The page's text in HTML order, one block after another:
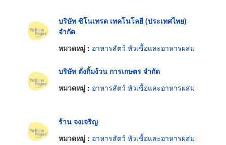
บริษัท ซิโนเทรด เทคโนโลยี (ประเทศไทย)
จำกัด
หมวดหมู่ : อาหารสัตว์ หัวเชื้อและอาหารผสม
บริษัท ตั่งกิ้มง้วน การเกษตร จำกัด
หมวดหมู่ : อาหารสัตว์ หัวเชื้อและอาหารผสม
ร้าน จงเจริญ
หมวดหมู่ : อาหารสัตว์ หัวเชื้อและอาหารผสม